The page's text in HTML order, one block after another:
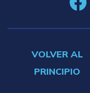
VOLVER AL
PRINCIPIO